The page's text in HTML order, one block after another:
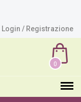
Login / Registrazione
0